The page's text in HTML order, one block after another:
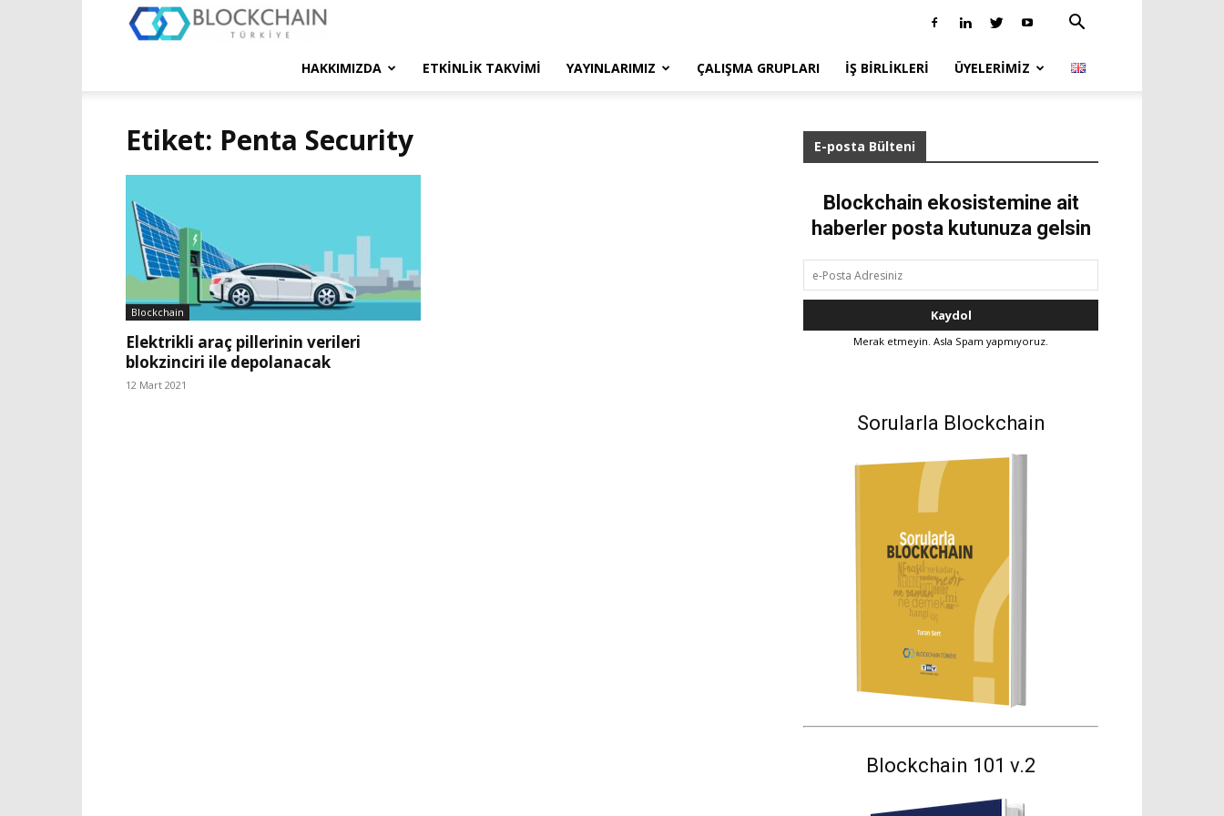
Türkiye
HAKKIMIZDA ETKINLIK TAKVIMI YAYINLARIMIZ ÇALIŞMA GRUPLARI İŞ BIRLIKLERI ÜYELERIMIZ
Etiket: Penta Security
Blockchain
Elektrikli araç pillerinin verileri
blokzinciri ile depolanacak
12 Mart 2021
E-posta Bülteni
Blockchain ekosistemine ait
haberler posta kutunuza gelsin
Merak etmeyin. Asla Spam yapmıyoruz.
Sorularla Blockchain
Blockchain 101 v.2